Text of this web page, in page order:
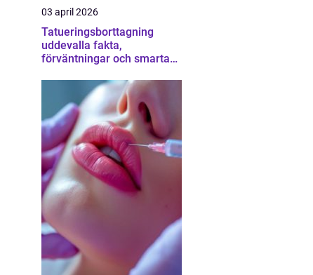
03 april 2026
Tatueringsborttagning
uddevalla fakta,
förväntningar och smarta